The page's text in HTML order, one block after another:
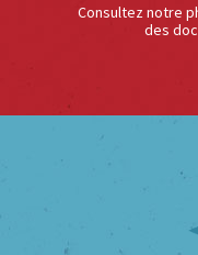
Consultez notre
des